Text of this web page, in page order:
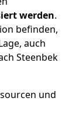
werden.
befinden,
auch
Steenbek
und